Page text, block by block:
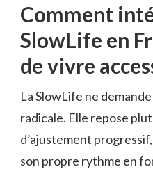
Comment
SlowLife en
de vivre
La SlowLife ne
radicale. Elle repose
d’ajustement
son propre rythme en